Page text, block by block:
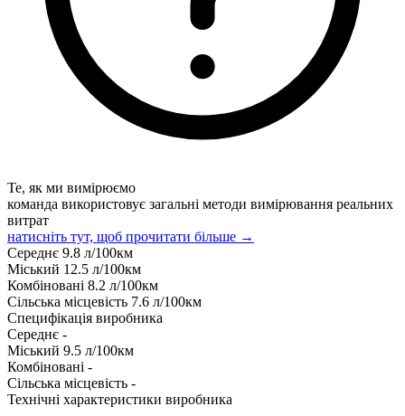
Те, як ми вимірюємо
команда використовує загальні методи вимірювання реальних
витрат
натисніть тут, щоб прочитати більше →
Середнє 9.8 л/100км
Міський 12.5 л/100км
Комбіновані 8.2 л/100км
Сільська місцевість 7.6 л/100км
Специфікація виробника
Середнє -
Міський 9.5 л/100км
Комбіновані -
Сільська місцевість -
Технічні характеристики виробника